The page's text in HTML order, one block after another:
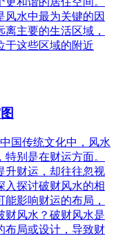
风水中最为关键的因
主要的生活区域，
于这些区域的附近
国传统文化中，风水
别是在财运方面。
升财运，却往往忽视
入探讨破财风水的相
影响财运的布局，
财风水？破财风水是
布局或设计，导致财